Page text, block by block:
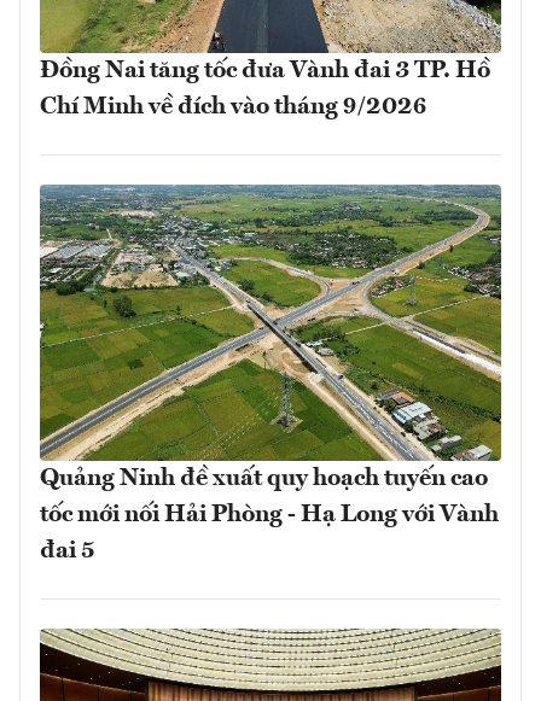
Đồng Nai tăng tốc đưa Vành đai 3 TP. Hồ
Chí Minh về đích vào tháng 9/2026
Quảng Ninh đề xuất quy hoạch tuyến cao
tốc mới nối Hải Phòng - Hạ Long với Vành
đai 5